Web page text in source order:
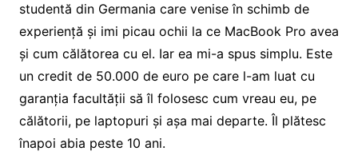
studentă din Germania care venise în schimb de
experiență și imi picau ochii la ce MacBook Pro avea
și cum călătorea cu el. Iar ea mi-a spus simplu. Este
un credit de 50.000 de euro pe care l-am luat cu
garanția facultății să îl folosesc cum vreau eu, pe
călătorii, pe laptopuri și așa mai departe. Îl plătesc
înapoi abia peste 10 ani.